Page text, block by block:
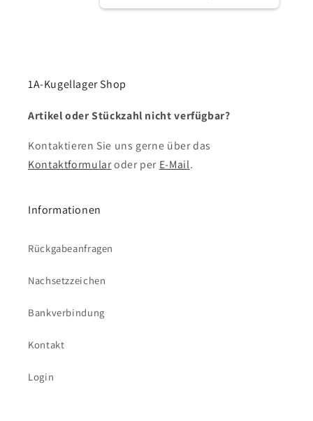
1A-Kugellager Shop
Artikel oder Stückzahl nicht verfügbar?
Kontaktieren Sie uns gerne über das
Kontaktformularoder per E-Mail.
Informationen
Rückgabeanfragen
Nachsetzzeichen
Bankverbindung
Kontakt
Login